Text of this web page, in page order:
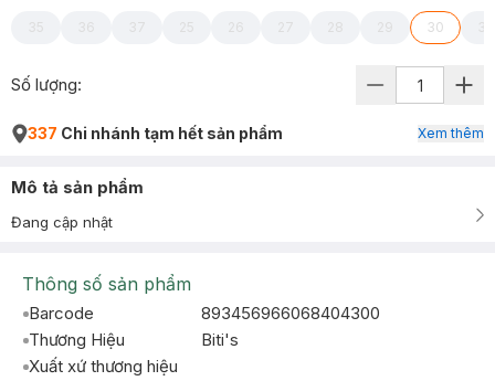
35 36 37 25 26 27 28 29 30 31
Số lượng:
337 Chi nhánh tạm hết sản phẩm Xem thêm
Mô tả sản phẩm
Đang cập nhật
Thông số sản phẩm
Barcode
893456966068404300
Thương Hiệu
Biti's
Xuất xứ thương hiệu